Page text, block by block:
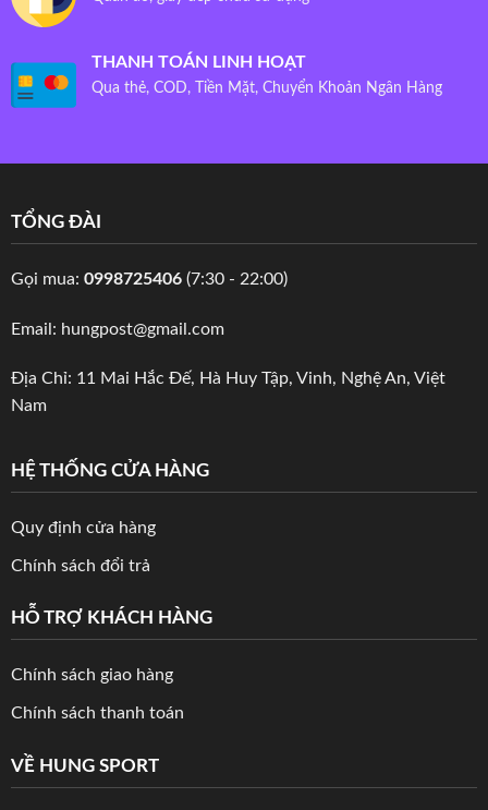
THANH TOÁN LINH HOẠT
Qua thẻ, COD, Tiền Mặt, Chuyển Khoản Ngân Hàng
TỔNG ĐÀI
Gọi mua: 0998725406(7:30 - 22:00)
Email: hungpost@gmail.com
Địa Chỉ: 11 Mai Hắc Đế, Hà Huy Tập, Vinh, Nghệ An, Việt
Nam
HỆ THỐNG CỬA HÀNG
Quy định cửa hàng
Chính sách đổi trả
HỖ TRỢ KHÁCH HÀNG
Chính sách giao hàng
Chính sách thanh toán
VỀ HUNG SPORT